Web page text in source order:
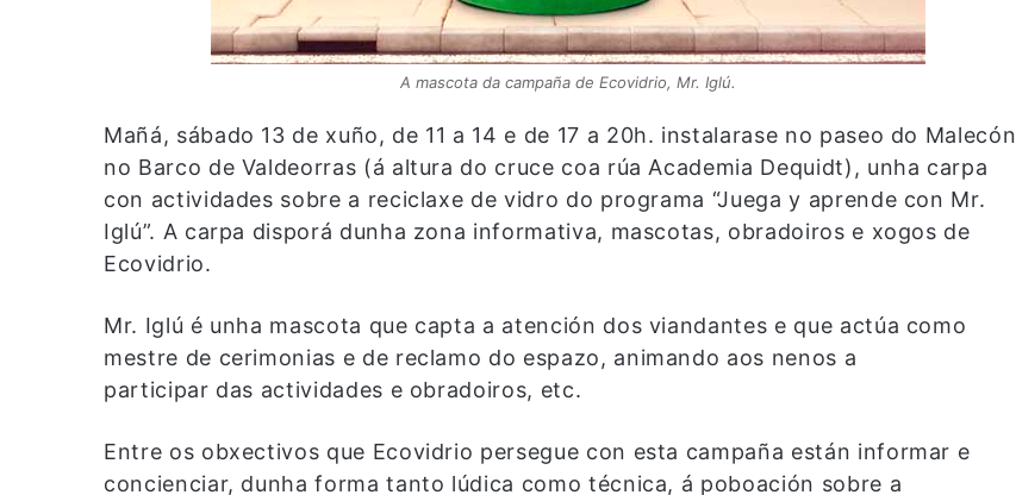
A mascota da campaña de Ecovidrio, Mr. Iglú.
Mañá, sábado 13 de xuño, de 11 a 14 e de 17 a 20h. instalarase no paseo do Malecón
no Barco de Valdeorras (á altura do cruce coa rúa Academia Dequidt), unha carpa
con actividades sobre a reciclaxe de vidro do programa “Juega y aprende con Mr.
Iglú”. A carpa disporá dunha zona informativa, mascotas, obradoiros e xogos de
Ecovidrio.
Mr. Iglú é unha mascota que capta a atención dos viandantes e que actúa como
mestre de cerimonias e de reclamo do espazo, animando aos nenos a
participar das actividades e obradoiros, etc.
Entre os obxectivos que Ecovidrio persegue con esta campaña están informar e
concienciar, dunha forma tanto lúdica como técnica, á poboación sobre a